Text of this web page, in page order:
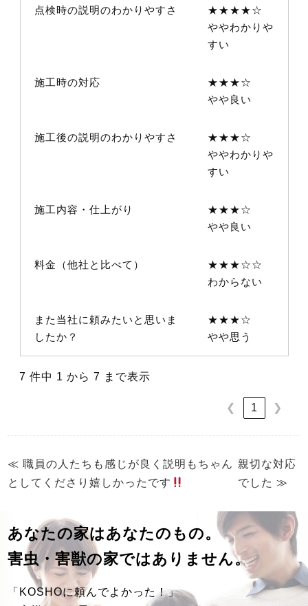
点検時の説明のわかりやすさ
★★★★☆
ややわかりや
すい
施工時の対応
★★★☆
やや良い
施工後の説明のわかりやすさ
★★★☆
ややわかりや
すい
施工内容・仕上がり
★★★☆
やや良い
料金（他社と比べて）
★★★☆☆
わからない
また当社に頼みたいと思いま
したか？
★★★☆
やや思う
7 件中 1 から 7 まで表示
❮ 1 ❯
≪職員の人たちも感じが良く説明もちゃん
としてくださり嬉しかったです
親切な対応
でした ≫
あなたの家はあなたのもの。
害虫・害獣の家ではありません。
「KOSHOに頼んでよかった！」